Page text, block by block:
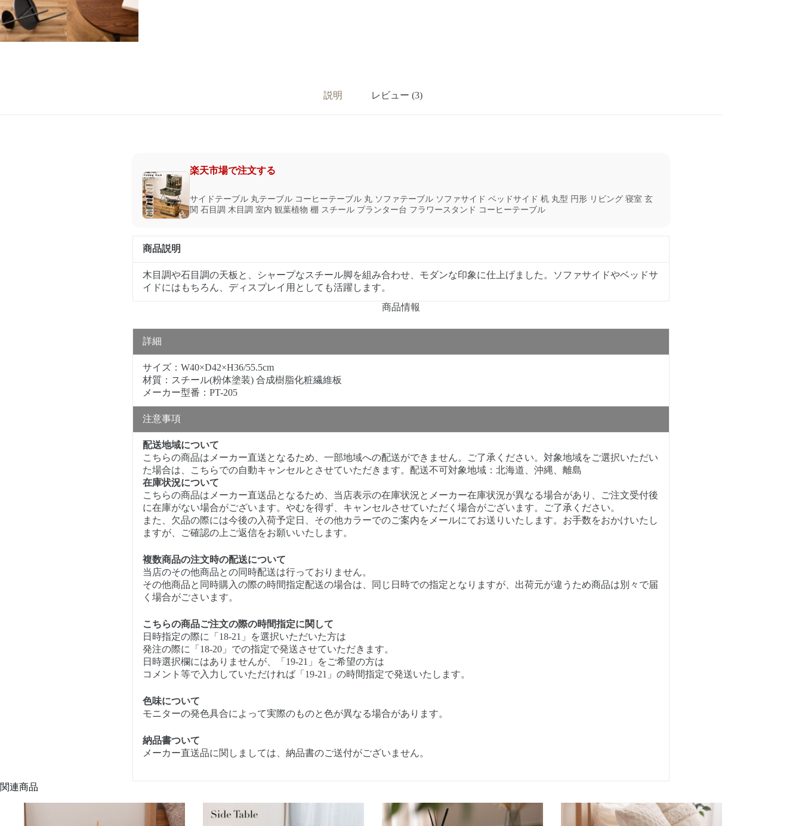
説明 レビュー (3)
楽天市場で注文する
サイドテーブル 丸テーブル コーヒーテーブル 丸 ソファテーブル ソファサイド ベッドサイド 机 丸型 円形 リビング 寝室 玄
関 石目調 木目調 室内 観葉植物 棚 スチール プランター台 フラワースタンド コーヒーテーブル
商品説明
木目調や石目調の天板と、シャープなスチール脚を組み合わせ、モダンな印象に仕上げました。ソファサイドやベッドサ
イドにはもちろん、ディスプレイ用としても活躍します。
商品情報
詳細
サイズ：W40×D42×H36/55.5cm
材質：スチール(粉体塗装) 合成樹脂化粧繊維板
メーカー型番：PT-205
注意事項
配送地域について
こちらの商品はメーカー直送となるため、一部地域への配送ができません。ご了承ください。対象地域をご選択いただい
た場合は、こちらでの自動キャンセルとさせていただきます。配送不可対象地域：北海道、沖縄、離島
在庫状況について
こちらの商品はメーカー直送品となるため、当店表示の在庫状況とメーカー在庫状況が異なる場合があり、ご注文受付後
に在庫がない場合がございます。やむを得ず、キャンセルさせていただく場合がございます。ご了承ください。
また、欠品の際には今後の入荷予定日、その他カラーでのご案内をメールにてお送りいたします。お手数をおかけいたし
ますが、ご確認の上ご返信をお願いいたします。
複数商品の注文時の配送について
当店のその他商品との同時配送は行っておりません。
その他商品と同時購入の際の時間指定配送の場合は、同じ日時での指定となりますが、出荷元が違うため商品は別々で届
く場合がごさいます。
こちらの商品ご注文の際の時間指定に関して
日時指定の際に「18-21」を選択いただいた方は
発注の際に「18-20」での指定で発送させていただきます。
日時選択欄にはありませんが、「19-21」をご希望の方は
コメント等で入力していただければ「19-21」の時間指定で発送いたします。
色味について
モニターの発色具合によって実際のものと色が異なる場合があります。
納品書ついて
メーカー直送品に関しましては、納品書のご送付がございません。
関連商品